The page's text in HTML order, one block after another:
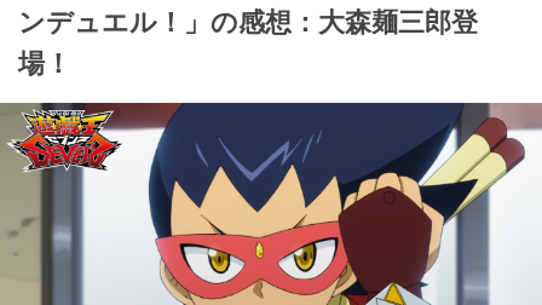
ンデュエル！」の感想：大森麺三郎登
場！